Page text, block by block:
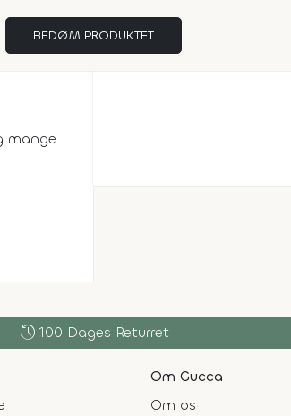
BEDØM PRODUKTET
mange
history 100 Dages Returret
Om Gucca
Om os